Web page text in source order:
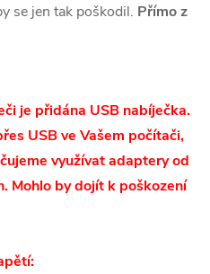
se jen tak poškodil. Přímo z
je přidána USB nabíječka.
USB ve Vašem počítači,
využívat adaptery od
Mohlo by dojít k poškození